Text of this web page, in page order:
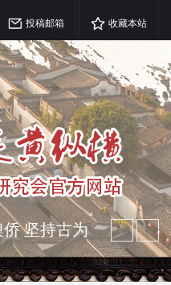
投稿邮箱 收藏本站
坚持古为
介绍民族